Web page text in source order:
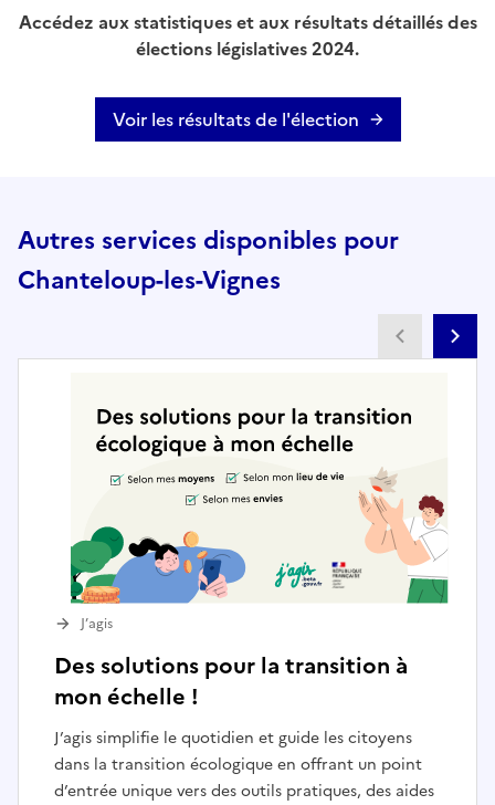
Accédez aux statistiques et aux résultats détaillés des
élections législatives 2024.
Voir les résultats de l'élection
Autres services disponibles pour
Chanteloup-les-Vignes
Des solutions pour la transition à
mon échelle !
J’agis simplifie le quotidien et guide les citoyens
dans la transition écologique en offrant un point
d’entrée unique vers des outils pratiques, des aides
J’agis